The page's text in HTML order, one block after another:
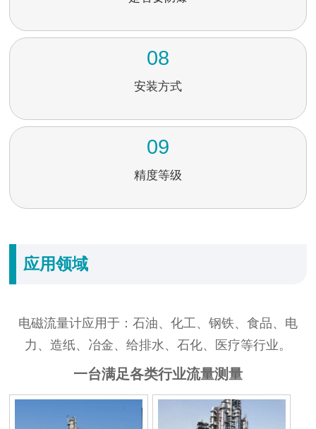
08
安装方式
09
精度等级
应用领域
电磁流量计应用于：石油、化工、钢铁、食品、电
力、造纸、冶金、给排水、石化、医疗等行业。
一台满足各类行业流量测量